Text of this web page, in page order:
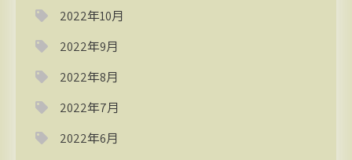
2022年10月
2022年9月
2022年8月
2022年7月
2022年6月